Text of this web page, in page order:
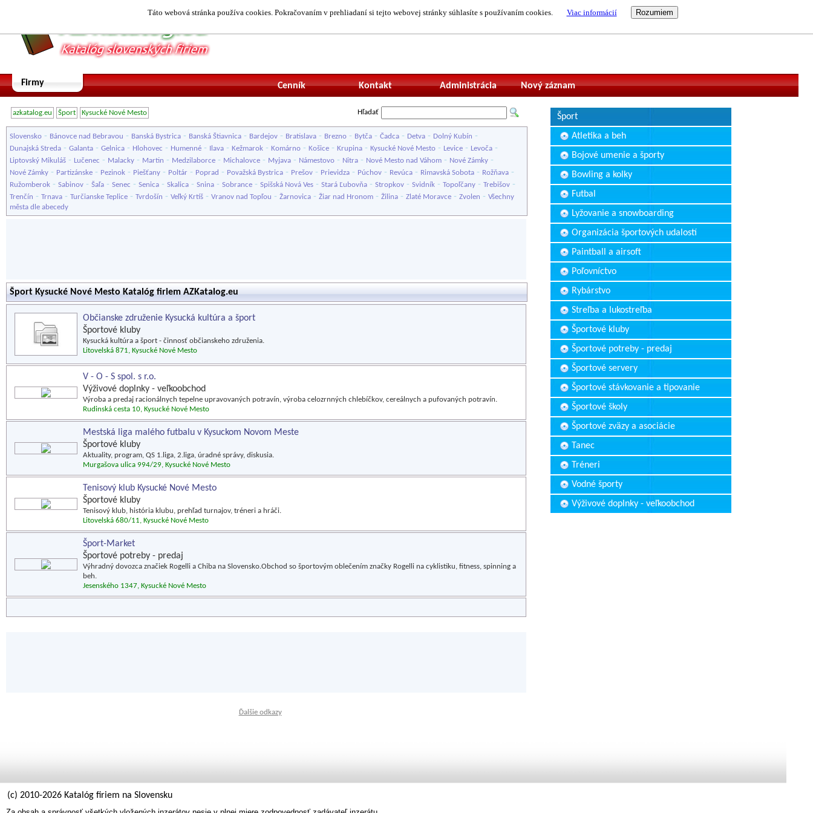
Táto webová stránka používa cookies. Pokračovaním v prehliadaní si tejto webovej stránky súhlasíte s používaním cookies. Viac informácií
Firmy Nový záznam
Administrácia
Kontakt
Cenník
azkatalog.eu Šport Kysucké Nové Mesto Hľadať
Slovensko - Bánovce nad Bebravou - Banská Bystrica - Banská Štiavnica - Bardejov - Bratislava - Brezno - Bytča - Čadca - Detva - Dolný Kubín -
Dunajská Streda - Galanta - Gelnica - Hlohovec - Humenné - Ilava - Kežmarok - Komárno - Košice - Krupina - Kysucké Nové Mesto - Levice - Levoča -
Liptovský Mikuláš - Lučenec - Malacky - Martin - Medzilaborce - Michalovce - Myjava - Námestovo - Nitra - Nové Mesto nad Váhom - Nové Zámky -
Nové Zámky - Partizánske - Pezinok - Piešťany - Poltár - Poprad - Považská Bystrica - Prešov - Prievidza - Púchov - Revúca - Rimavská Sobota - Rožňava -
Ružomberok - Sabinov - Šaľa - Senec - Senica - Skalica - Snina - Sobrance - Spišská Nová Ves - Stará Ľubovňa - Stropkov - Svidník - Topoľčany - Trebišov -
Trenčín - Trnava - Turčianske Teplice - Tvrdošín - Veľký Krtíš - Vranov nad Topľou - Žarnovica - Žiar nad Hronom - Žilina - Zlaté Moravce - Zvolen - Všechny
města dle abecedy
Šport Kysucké Nové Mesto Katalóg firiem AZKatalog.eu
Občianske združenie Kysucká kultúra a šport
Športové kluby
Kysucká kultúra a šport - činnosť občianskeho združenia.
Litovelská 871, Kysucké Nové Mesto
V - O - S spol. s r.o.
Výživové doplnky - veľkoobchod
Výroba a predaj racionálnych tepelne upravovaných potravín, výroba celozrnných chlebíčkov, cereálnych a pufovaných potravín.
Rudinská cesta 10, Kysucké Nové Mesto
Mestská liga malého futbalu v Kysuckom Novom Meste
Športové kluby
Aktuality, program, QS 1.liga, 2.liga, úradné správy, diskusia.
Murgašova ulica 994/29, Kysucké Nové Mesto
Tenisový klub Kysucké Nové Mesto
Športové kluby
Tenisový klub, história klubu, prehľad turnajov, tréneri a hráči.
Litovelská 680/11, Kysucké Nové Mesto
Šport-Market
Športové potreby - predaj
Výhradný dovozca značiek Rogelli a Chiba na Slovensko.Obchod so športovým oblečením značky Rogelli na cyklistiku, fitness, spinning a
beh.
Jesenského 1347, Kysucké Nové Mesto
Šport
Atletika a beh
Bojové umenie a športy
Bowling a kolky
Futbal
Lyžovanie a snowboarding
Organizácia športových udalostí
Paintball a airsoft
Poľovníctvo
Rybárstvo
Streľba a lukostreľba
Športové kluby
Športové potreby - predaj
Športové servery
Športové stávkovanie a tipovanie
Športové školy
Športové zväzy a asociácie
Tanec
Tréneri
Vodné športy
Výživové doplnky - veľkoobchod
Ďalšie odkazy
(c) 2010-2026 Katalóg firiem na Slovensku